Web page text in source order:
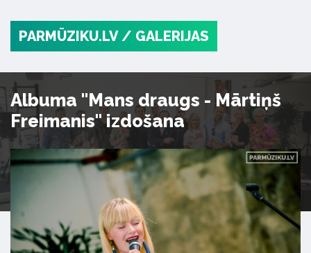
PARMŪZIKU.LV / GALERIJAS
Albuma "Mans draugs - Mārtiņš
Freimanis" izdošana